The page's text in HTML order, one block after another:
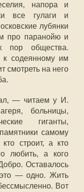
напора и
все гулаги и
лубянки
про паранойю и
пор общества.
к содеянному им
смотреть на него
— читаем у И.
больницы,
гиганты,
самому
строит, а кто
любить, а кого
Оставалось
это — одно. Жить
Вот